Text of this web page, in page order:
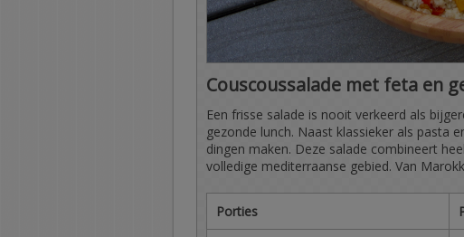
Couscoussalade met feta en
Een frisse salade is nooit verkeerd als
gezonde lunch. Naast klassieker als pasta
dingen maken. Deze salade combineert
volledige mediterraanse gebied. Van
Porties